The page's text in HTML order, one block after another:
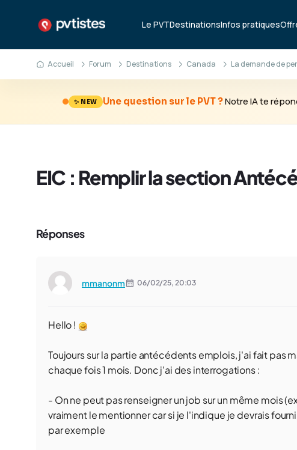
Le PVTDestinationsInfos pratiques
Accueil Forum Destinations Canada La demande de
✨ NEW Une question sur le PVT ?Notre IA te
EIC : Remplir la section
Réponses
mmanonm 06/02/25, 20:03
Hello !
Toujours sur la partie antécédents emplois, j'ai fait pas
chaque fois 1 mois. Donc j'ai des interrogations :
- On ne peut pas renseigner un job sur un même mois
vraiment le mentionner car si je l'indique je devrais
par exemple